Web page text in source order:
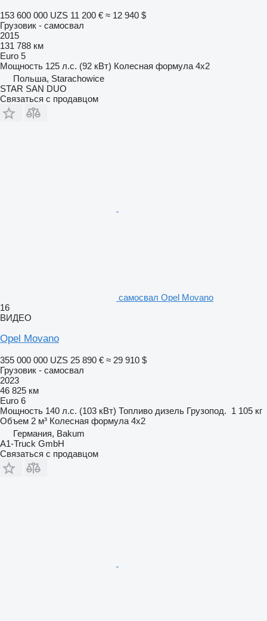
153 600 000 UZS 11 200 € ≈ 12 940 $
Грузовик - самосвал
2015
131 788 км
Euro 5
Мощность 125 л.с. (92 кВт) Колесная формула 4x2
Польша, Starachowice
STAR SAN DUO
Связаться с продавцом
самосвал Opel Movano
16
ВИДЕО
Opel Movano
355 000 000 UZS 25 890 € ≈ 29 910 $
Грузовик - самосвал
2023
46 825 км
Euro 6
Мощность 140 л.с. (103 кВт) Топливо дизель Грузопод. 1 105 кг
Объем 2 м³ Колесная формула 4x2
Германия, Bakum
A1-Truck GmbH
Связаться с продавцом